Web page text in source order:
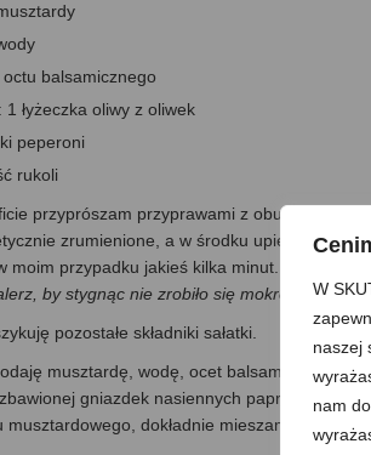
W
naszej
nam
octu balsamicznego
łyżeczka oliwy z oliwek
peperoni
rukoli
przyprószam przyprawami z obu stron, po
zrumienione, a w środku upieczone.
moim przypadku jakieś kilka minut. Mięso
by stygnąc nie zrobiło się mokre i
pozostałe składniki sałatki.
musztardę, wodę, ocet balsamiczny oraz
gniazdek nasiennych papryczki
musztardowego, dokładnie mieszam i